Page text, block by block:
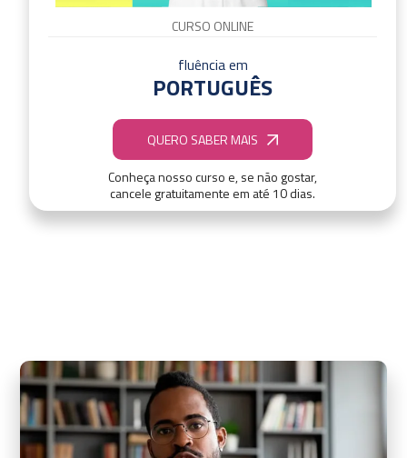
CURSO ONLINE
fluência em
PORTUGUÊS
QUERO SABER MAIS
Conheça nosso curso e, se não gostar,
cancele gratuitamente em até 10 dias.